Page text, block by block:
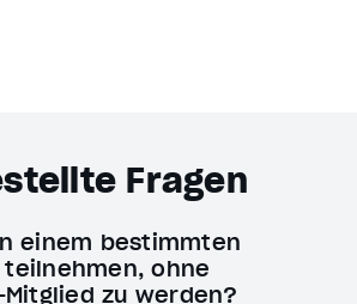
Fragen
einem bestimmten
teilnehmen, ohne
Mitglied zu werden?